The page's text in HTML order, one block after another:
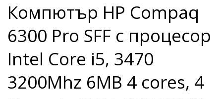
Компютър HP Compaq
6300 Pro SFF с процесор
Intel Core i5, 3470
3200Mhz 6MB 4 cores, 4